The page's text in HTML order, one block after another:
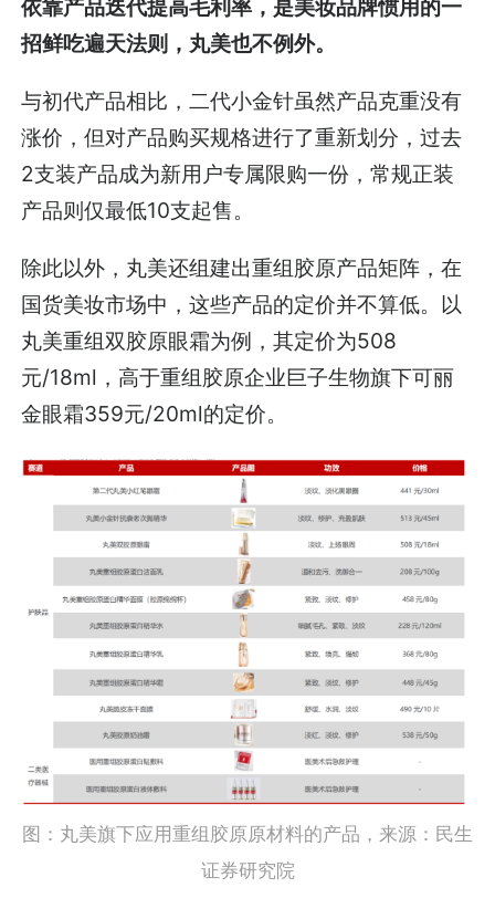
依靠产品迭代提高毛利率，是美妆品牌惯用的一
招鲜吃遍天法则，丸美也不例外。
与初代产品相比，二代小金针虽然产品克重没有
涨价，但对产品购买规格进行了重新划分，过去
2支装产品成为新用户专属限购一份，常规正装
产品则仅最低10支起售。
除此以外，丸美还组建出重组胶原产品矩阵，在
国货美妆市场中，这些产品的定价并不算低。以
丸美重组双胶原眼霜为例，其定价为508
元/18ml，高于重组胶原企业巨子生物旗下可丽
金眼霜359元/20ml的定价。
图：丸美旗下应用重组胶原原材料的产品，来源：民生
证券研究院